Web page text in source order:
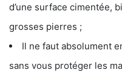
d’une surface cimentée,
grosses pierres ;
Il ne faut absolument
sans vous protéger les